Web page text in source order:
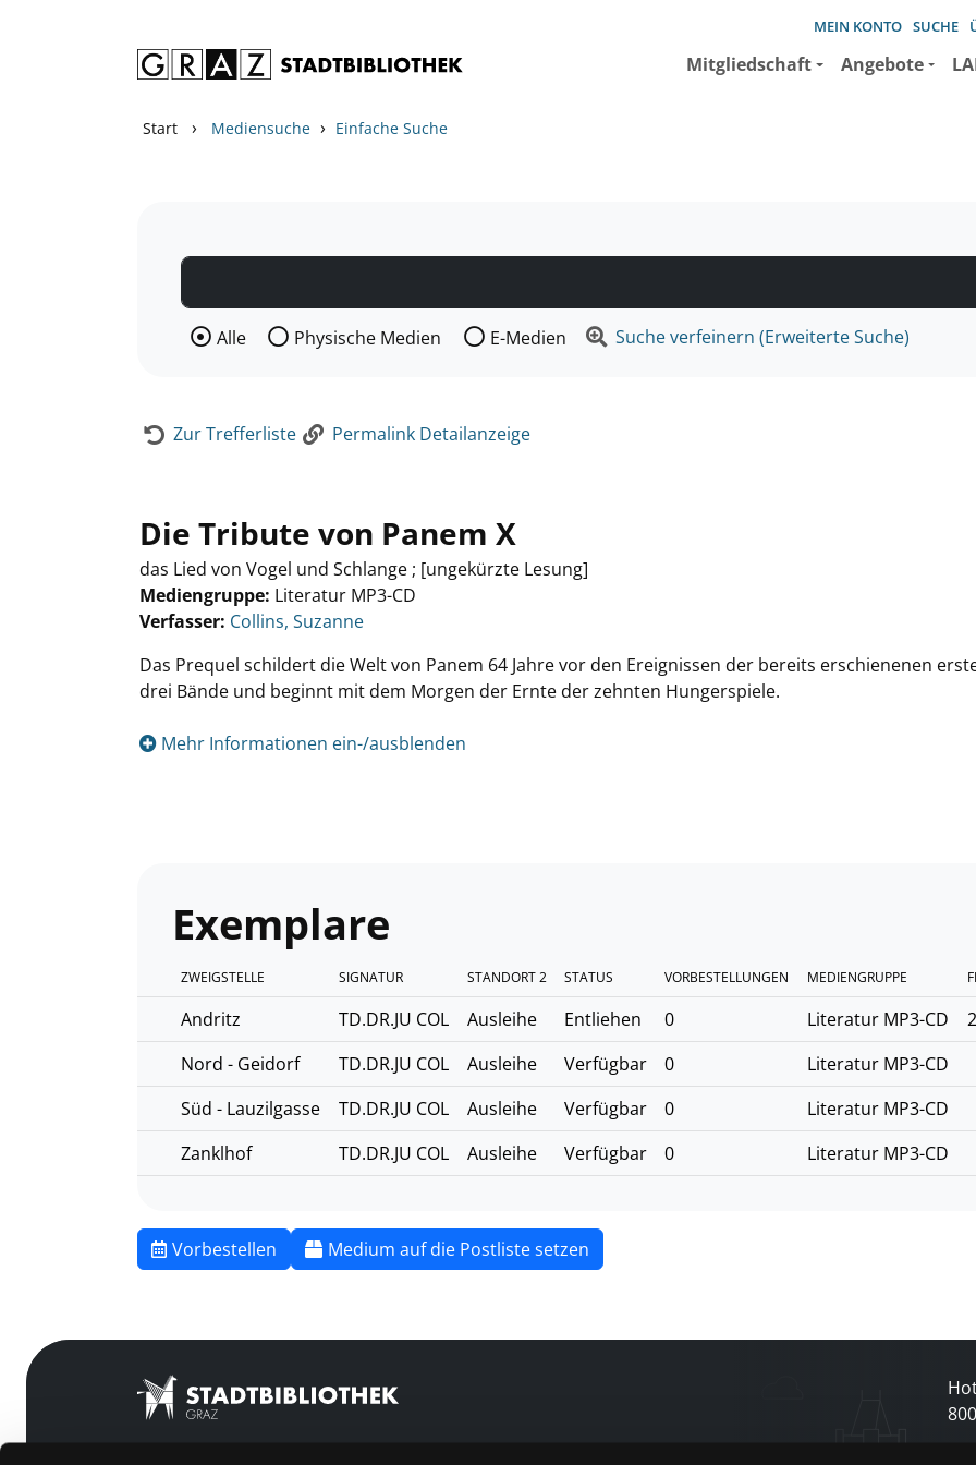
MEIN KONTO SUCHE
Mitgliedschaft Angebote
Start › Mediensuche › Einfache Suche
Wählen Sie die Medienart nach der Sie suchen wollen.
Alle Physische Medien E-Medien Suche verfeinern (Erweiterte Suche)
Zur Trefferliste Permalink Detailanzeige
Die Tribute von Panem X
das Lied von Vogel und Schlange ; [ungekürzte Lesung]
Mediengruppe: Literatur MP3-CD
Verfasser: Suche nach diesem Verfasser
Collins, Suzanne
Das Prequel schildert die Welt von Panem 64 Jahre vor den Ereignissen der bereits erschienenen
drei Bände und beginnt mit dem Morgen der Ernte der zehnten Hungerspiele.
Mehr Informationen ein-/ausblenden
Exemplare
ZWEIGSTELLE SIGNATUR STANDORT 2 STATUS VORBESTELLUNGEN MEDIENGRUPPE
Andritz TD.DR.JU COL Ausleihe Entliehen 0 Literatur MP3-CD
Nord - Geidorf
TD.DR.JU COL Ausleihe Verfügbar 0
Literatur MP3-CD
Süd - Lauzilgasse
TD.DR.JU COL Ausleihe Verfügbar 0
Literatur MP3-CD
Zanklhof
TD.DR.JU COL Ausleihe Verfügbar 0 Literatur MP3-CD
Vorbestellen Medium auf die Postliste setzen
800